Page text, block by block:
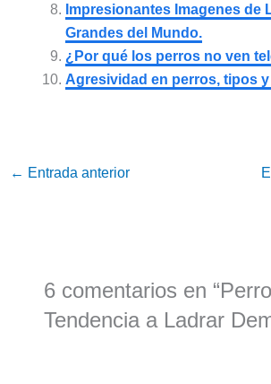
Impresionantes Imagenes de
Grandes del Mundo.
¿Por qué los perros no ven
Agresividad en perros, tipos
← Entrada anterior
6 comentarios en
Tendencia a Ladrar